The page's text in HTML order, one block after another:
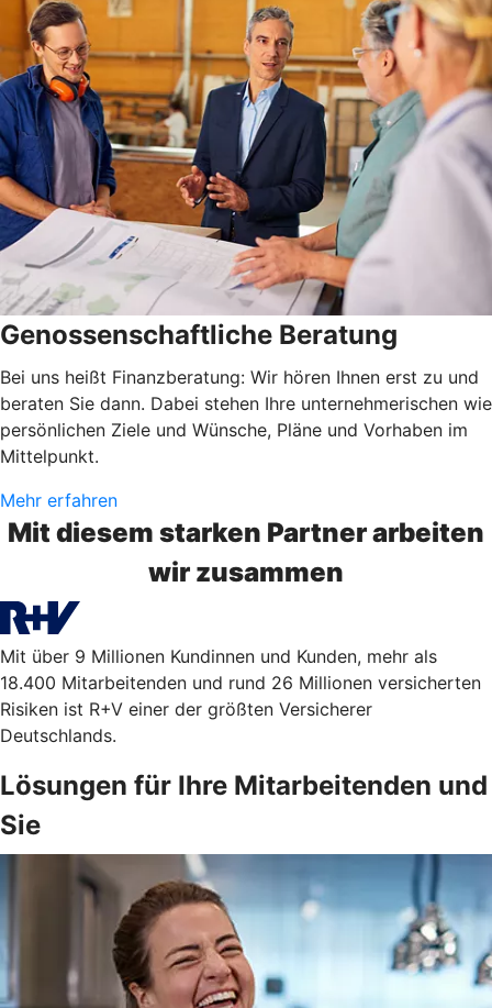
Genossenschaftliche Beratung
Bei uns heißt Finanzberatung: Wir hören Ihnen erst zu und
beraten Sie dann. Dabei stehen Ihre unternehmerischen wie
persönlichen Ziele und Wünsche, Pläne und Vorhaben im
Mittelpunkt.
Mehr erfahren
Mit diesem starken Partner arbeiten
wir zusammen
Mit über 9 Millionen Kundinnen und Kunden, mehr als
18.400 Mitarbeitenden und rund 26 Millionen versicherten
Risiken ist R+V einer der größten Versicherer
Deutschlands.
Lösungen für Ihre Mitarbeitenden und
Sie